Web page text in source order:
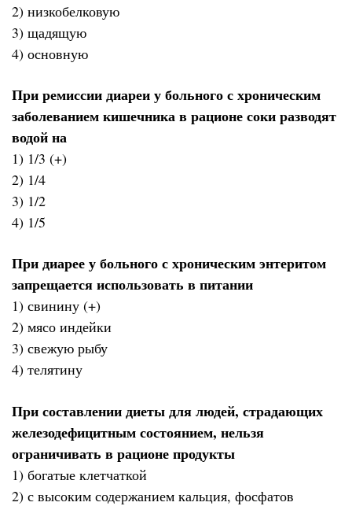
2) низкобелковую
3) щадящую
4) основную
При ремиссии диареи у больного с хроническим
заболеванием кишечника в рационе соки разводят
водой на
1) 1/3 (+)
2) 1/4
3) 1/2
4) 1/5
При диарее у больного с хроническим энтеритом
запрещается использовать в питании
1) свинину (+)
2) мясо индейки
3) свежую рыбу
4) телятину
При составлении диеты для людей, страдающих
железодефицитным состоянием, нельзя
ограничивать в рационе продукты
1) богатые клетчаткой
2) с высоким содержанием кальция, фосфатов